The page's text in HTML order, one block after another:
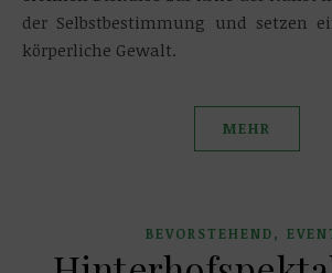
der Selbstbestimmung und setzen
körperliche Gewalt.
MEHR
BEVORSTEHEND,